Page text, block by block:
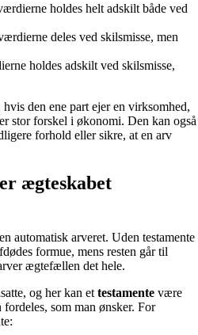
holdes helt adskilt både ved
deles ved skilsmisse, men
holdes adskilt ved skilsmisse,
den ene part ejer en virksomhed,
stor forskel i økonomi. Den kan også
forhold eller sikre, at en arv
ægteskabet
automatisk arveret. Uden testamente
formue, mens resten går til
ægtefællen det hele.
og her kan ettestamente være
som man ønsker. For